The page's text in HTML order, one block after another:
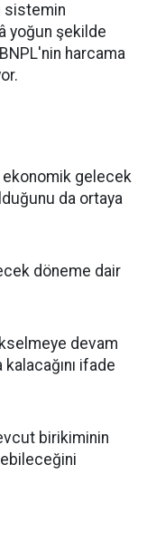
sistemin
yoğun şekilde
harcama
ekonomik gelecek
da ortaya
döneme dair
devam
ifade
birikiminin